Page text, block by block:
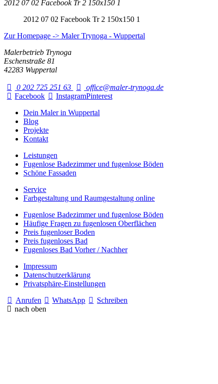
2012 07 02 Facebook Tr 2 150x150 1
2012 07 02 Facebook Tr 2 150x150 1
Zur Homepage -> Maler Trynoga - Wuppertal
Malerbetrieb Trynoga
Eschenstraße 81
42283 Wuppertal
0 202 725 251 63
office@maler-trynoga.de
Facebook
InstagramPinterest
Dein Maler in Wuppertal
Blog
Projekte
Kontakt
Leistungen
Fugenlose Badezimmer und fugenlose Böden
Schöne Fassaden
Service
Farbgestaltung und Raumgestaltung online
Fugenlose Badezimmer und fugenlose Böden
Häufige Fragen zu fugenlosen Oberflächen
Preis fugenloser Boden
Preis fugenloses Bad
Fugenloses Bad Vorher / Nachher
Impressum
Datenschutzerklärung
Privatsphäre-Einstellungen
Anrufen
WhatsApp
Schreiben
nach oben